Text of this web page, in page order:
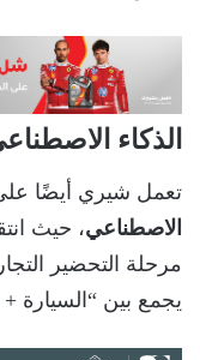
الذكاء
تعمل شيري أيضًا
الاصطناعي، حيث
مرحلة التحضير
يجمع بين “السيارة